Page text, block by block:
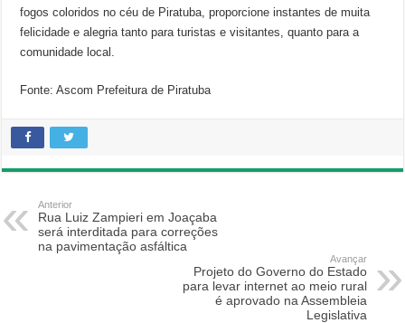
fogos coloridos no céu de Piratuba, proporcione instantes de muita
felicidade e alegria tanto para turistas e visitantes, quanto para a
comunidade local.
Fonte: Ascom Prefeitura de Piratuba
Anterior
Rua Luiz Zampieri em Joaçaba
será interditada para correções
na pavimentação asfáltica
Avançar
Projeto do Governo do Estado
para levar internet ao meio rural
é aprovado na Assembleia
Legislativa